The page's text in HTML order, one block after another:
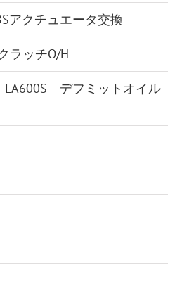
クチュエータ交換
ッチO/H
デフミットオイル